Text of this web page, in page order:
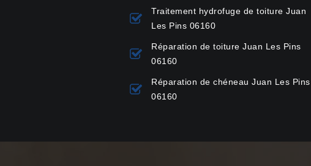
Traitement hydrofuge de toiture Juan
Les Pins 06160
Réparation de toiture Juan Les Pins
06160
Réparation de chéneau Juan Les Pins
06160